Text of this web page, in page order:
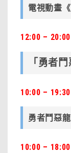
電視動畫
12:00 – 20:00
「勇者
10:00 – 19:30
勇者鬥惡
10:00 – 18:00